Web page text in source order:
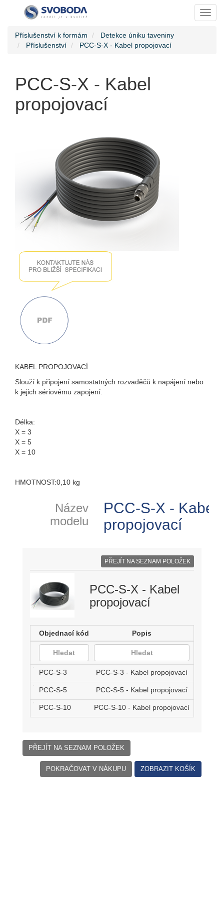
Příslušenství k formám
Detekce úniku taveniny
Příslušenství
PCC-S-X - Kabel propojovací
PCC-S-X - Kabel
propojovací
KABEL PROPOJOVACÍ
Slouží k připojení samostatných rozvaděčů k napájení nebo
k jejich sériovému zapojení.
Délka:
X = 3
X = 5
X = 10
HMOTNOST:0,10 kg